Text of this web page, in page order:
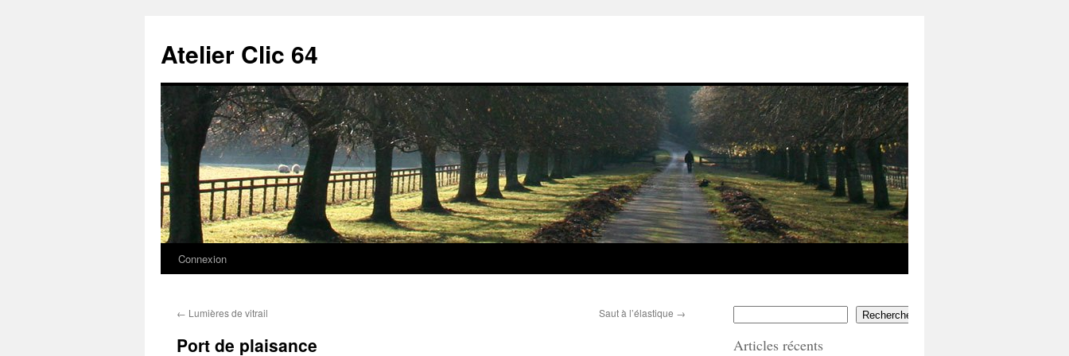
contenu
Atelier Clic 64
Connexion
← Lumières de vitrail Saut à l’élastique →
Port de plaisance
Rechercher
Articles récents